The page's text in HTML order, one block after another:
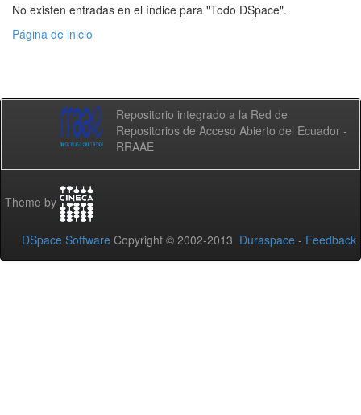
No existen entradas en el índice para "Todo DSpace".
Página de inicio
Repositorio integrado a la Red de
Repositorios de Acceso Abierto del Ecuador -
RRAAE
Theme by
DSpace Software Copyright © 2002-2013 Duraspace - Feedback